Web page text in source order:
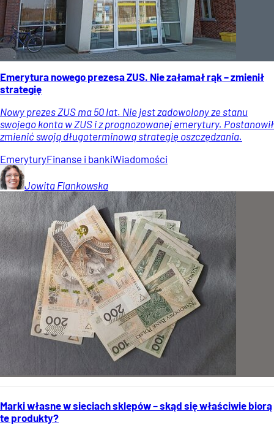
Emerytura nowego prezesa ZUS. Nie załamał rąk – zmienił
strategię
Nowy prezes ZUS ma 50 lat. Nie jest zadowolony ze stanu
swojego konta w ZUS i z prognozowanej emerytury. Postanowił
zmienić swoją długoterminową strategię oszczędzania.
EmeryturyFinanse i bankiWiadomości
Jowita Flankowska
Marki własne w sieciach sklepów – skąd się właściwie biorą
te produkty?